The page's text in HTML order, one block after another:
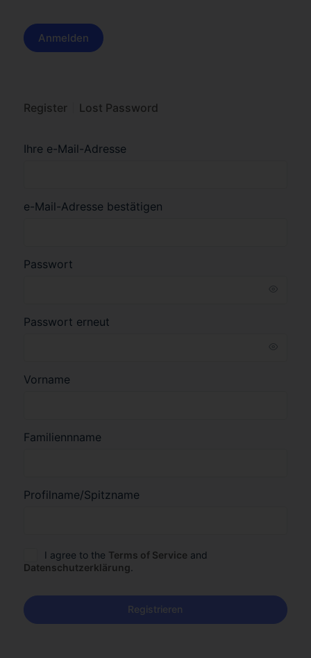
Register Lost Password
Ihre e-Mail-Adresse
e-Mail-Adresse bestätigen
Passwort
Passwort erneut
Vorname
Familiennname
Profilname/Spitzname
I agree to the Terms of Service and
Datenschutzerklärung